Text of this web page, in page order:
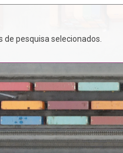
pesquisa selecionados.